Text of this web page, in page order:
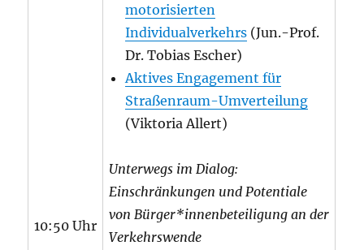
10:50 Uhr
motorisierten
Individualverkehrs (Jun.-Prof.
Dr. Tobias Escher)
Aktives Engagement für
Straßenraum-Umverteilung
(Viktoria Allert)
Unterwegs im Dialog:
Einschränkungen und Potentiale
von Bürger*innenbeteiligung an der
Verkehrswende